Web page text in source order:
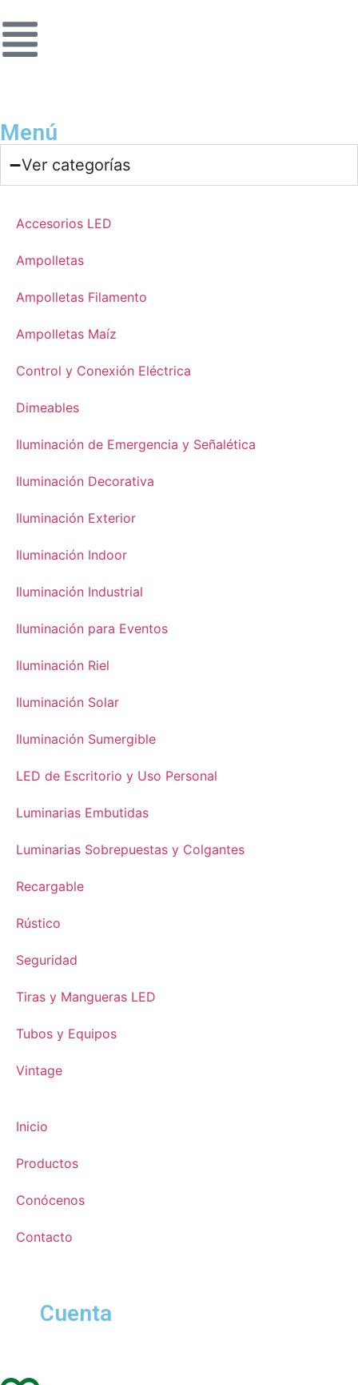
Menú
Ver categorías
Accesorios LED
Ampolletas
Ampolletas Filamento
Ampolletas Maíz
Control y Conexión Eléctrica
Dimeables
Iluminación de Emergencia y Señalética
Iluminación Decorativa
Iluminación Exterior
Iluminación Indoor
Iluminación Industrial
Iluminación para Eventos
Iluminación Riel
Iluminación Solar
Iluminación Sumergible
LED de Escritorio y Uso Personal
Luminarias Embutidas
Luminarias Sobrepuestas y Colgantes
Recargable
Rústico
Seguridad
Tiras y Mangueras LED
Tubos y Equipos
Vintage
Inicio
Productos
Conócenos
Contacto
Cuenta